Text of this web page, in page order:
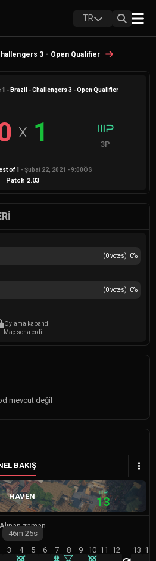
TR
3 - Open Qualifier
1 - Brazil - Challengers 3 - Open Qualifier
X 1 3P
of1 - Şubat 22, 2021 - 9:00ÖS
Patch 2.03
(0votes) 0%
(0votes) 0%
Oylama kapandı
Maç sona erdi
mevcut değil
BAKIŞ
HAVEN 13
Alınan zaman
46m 25s
3 4 5 6 7 8 9 10 11 12 13 14